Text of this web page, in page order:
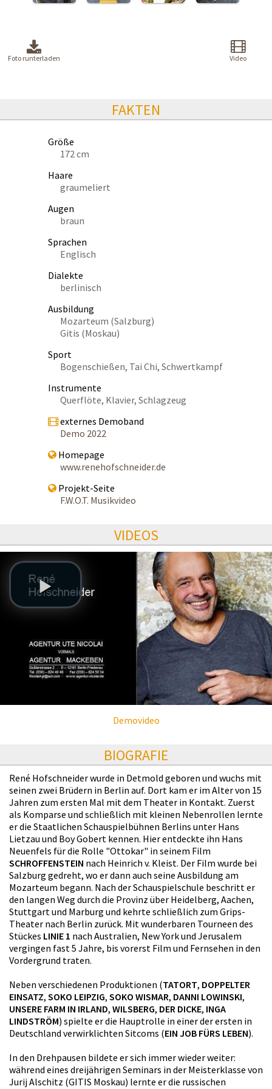
Foto runterladen Video
FAKTEN
Größe
172 cm
Haare
graumeliert
Augen
braun
Sprachen
Englisch
Dialekte
berlinisch
Ausbildung
Mozarteum (Salzburg)
Gitis (Moskau)
Sport
Bogenschießen, Tai Chi, Schwertkampf
Instrumente
Querflöte, Klavier, Schlagzeug
externes Demoband
Demo 2022
Homepage
www.renehofschneider.de
Projekt-Seite
F.W.O.T. Musikvideo
VIDEOS
Demovideo
BIOGRAFIE
René Hofschneider wurde in Detmold geboren und wuchs mit
seinen zwei Brüdern in Berlin auf. Dort kam er im Alter von 15
Jahren zum ersten Mal mit dem Theater in Kontakt. Zuerst
als Komparse und schließlich mit kleinen Nebenrollen lernte
er die Staatlichen Schauspielbühnen Berlins unter Hans
Lietzau und Boy Gobert kennen. Hier entdeckte ihn Hans
Neuenfels für die Rolle "Ottokar" in seinem Film
SCHROFFENSTEIN nach Heinrich v. Kleist. Der Film wurde bei
Salzburg gedreht, wo er dann auch seine Ausbildung am
Mozarteum begann. Nach der Schauspielschule beschritt er
den langen Weg durch die Provinz über Heidelberg, Aachen,
Stuttgart und Marburg und kehrte schließlich zum Grips-
Theater nach Berlin zurück. Mit wunderbaren Tourneen des
Stückes LINIE 1 nach Australien, New York und Jerusalem
vergingen fast 5 Jahre, bis vorerst Film und Fernsehen in den
Vordergrund traten.
Neben verschiedenen Produktionen (TATORT, DOPPELTER
EINSATZ, SOKO LEIPZIG, SOKO WISMAR, DANNI LOWINSKI,
UNSERE FARM IN IRLAND, WILSBERG, DER DICKE, INGA
LINDSTRÖM) spielte er die Hauptrolle in einer der ersten in
Deutschland verwirklichten Sitcoms (EIN JOB FÜRS LEBEN).
In den Drehpausen bildete er sich immer wieder weiter:
während eines dreijährigen Seminars in der Meisterklasse von
Jurij Alschitz (GITIS Moskau) lernte er die russischen